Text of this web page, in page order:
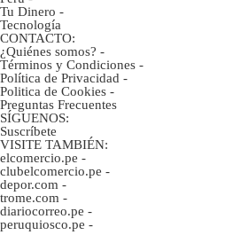
Tu Dinero -
Tecnología
CONTACTO:
¿Quiénes somos? -
Términos y Condiciones -
Política de Privacidad -
Politica de Cookies -
Preguntas Frecuentes
SÍGUENOS:
Suscríbete
VISITE TAMBIÉN:
elcomercio.pe -
clubelcomercio.pe -
depor.com -
trome.com -
diariocorreo.pe -
peruquiosco.pe -